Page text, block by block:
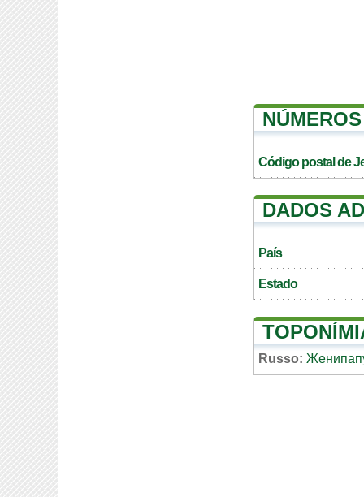
Código postal de
DADOS
País
Estado
Russo: